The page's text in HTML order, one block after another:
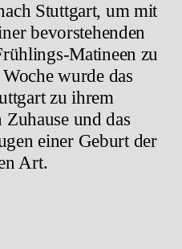
Stuttgart, um mit
bevorstehenden
Matineen zu
wurde das
zu ihrem
und das
einer Geburt der
Art.